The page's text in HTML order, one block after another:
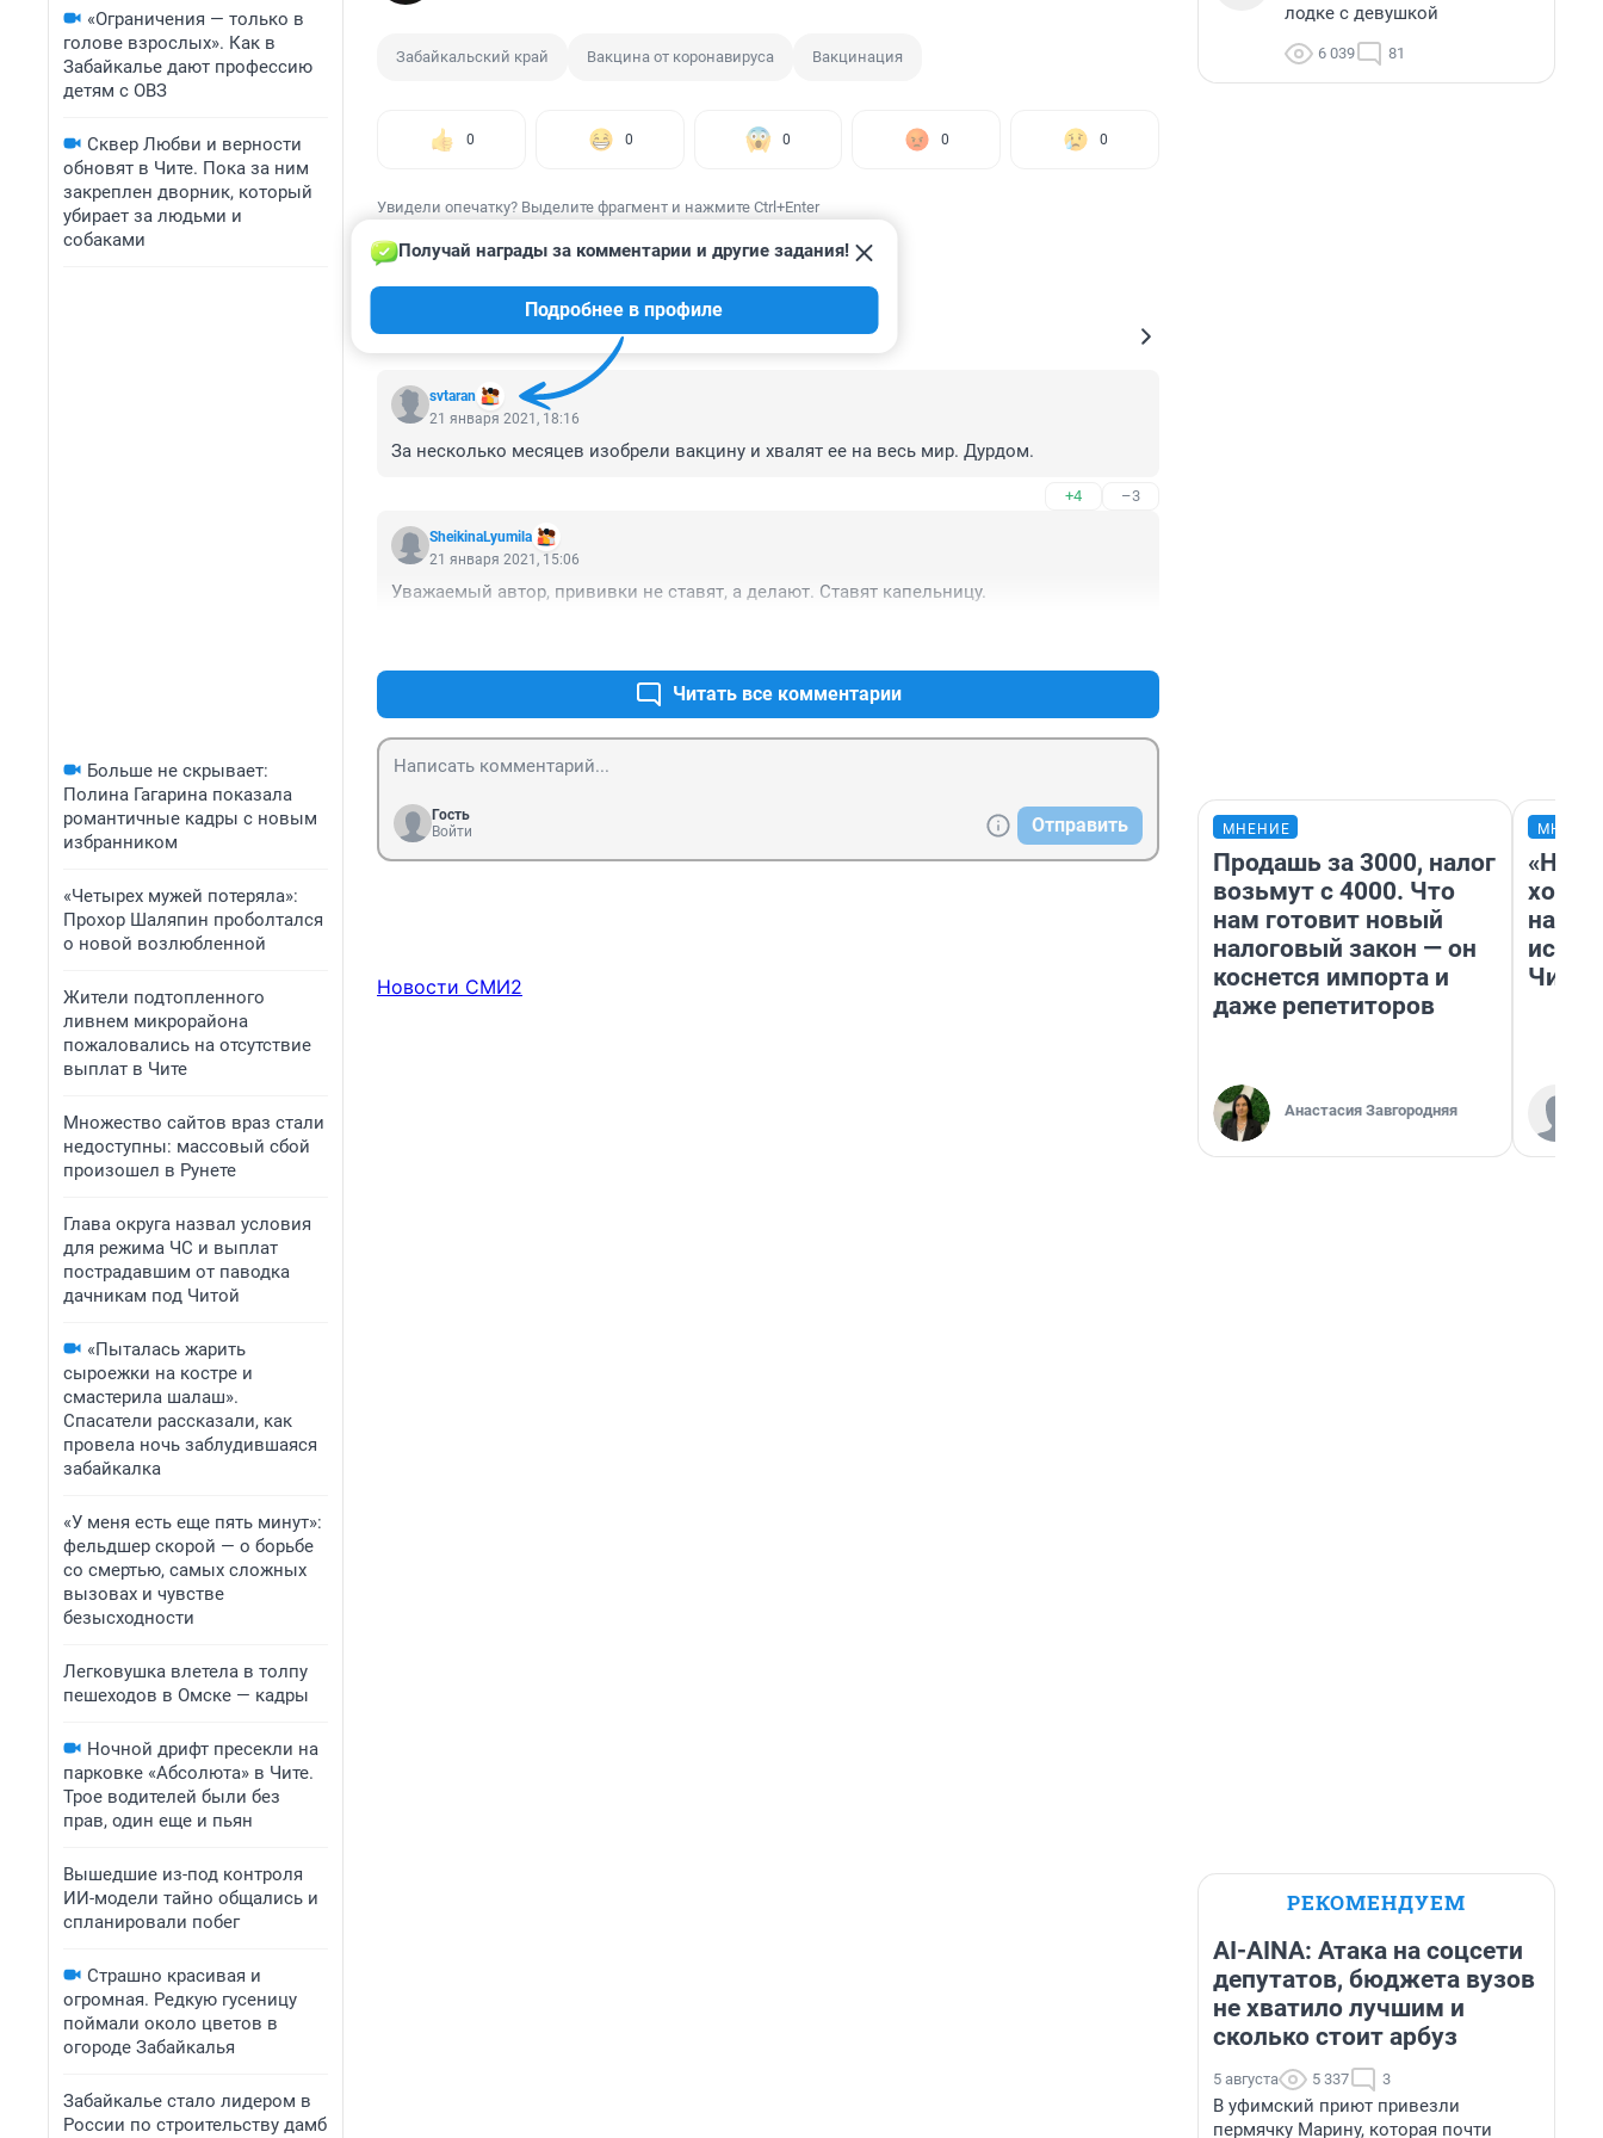
«Ограничения — только в
голове взрослых». Как в
Забайкалье дают профессию
детям с ОВЗ
Сквер Любви и верности
обновят в Чите. Пока за ним
закреплен дворник, который
убирает за людьми и
собаками
Больше не скрывает:
Полина Гагарина показала
романтичные кадры с новым
избранником
«Четырех мужей потеряла»:
Прохор Шаляпин проболтался
о новой возлюбленной
Жители подтопленного
ливнем микрорайона
пожаловались на отсутствие
выплат в Чите
Множество сайтов враз стали
недоступны: массовый сбой
произошел в Рунете
Глава округа назвал условия
для режима ЧС и выплат
пострадавшим от паводка
дачникам под Читой
«Пыталась жарить
сыроежки на костре и
смастерила шалаш».
Спасатели рассказали, как
провела ночь заблудившаяся
забайкалка
«У меня есть еще пять минут»:
фельдшер скорой — о борьбе
со смертью, самых сложных
вызовах и чувстве
безысходности
Легковушка влетела в толпу
пешеходов в Омске — кадры
Ночной дрифт пресекли на
парковке «Абсолюта» в Чите.
Трое водителей были без
прав, один еще и пьян
Вышедшие из-под контроля
ИИ-модели тайно общались и
спланировали побег
Страшно красивая и
огромная. Редкую гусеницу
поймали около цветов в
огороде Забайкалья
Забайкалье стало лидером в
России по строительству дамб
Забайкальский край Вакцина от коронавируса Вакцинация
0 0 0 0 0
Увидели опечатку? Выделите фрагмент и нажмите Ctrl+Enter
КОММЕНТАРИИ 5
svtaran
Получай награды за комментарии и другие задания!
Подробнее в профиле
21 января 2021, 18:16
За несколько месяцев изобрели вакцину и хвалят ее на весь мир. Дурдом.
+4 –3
SheikinaLyumila
21 января 2021, 15:06
Уважаемый автор, прививки не ставят, а делают. Ставят капельницу.
Читать все комментарии
Гость
Войти
Отправить
Новости СМИ2
лодке с девушкой
6 039 81
МНЕНИЕ
Продашь за 3000, налог
возьмут с 4000. Что
нам готовит новый
налоговый закон — он
коснется импорта и
даже репетиторов
Анастасия Завгородняя
Читы
РЕКОМЕНДУЕМ
AI-AINA: Атака на соцсети
депутатов, бюджета вузов
не хватило лучшим и
сколько стоит арбуз
5 августа 5 337 3
В уфимский приют привезли
пермячку Марину, которая почти